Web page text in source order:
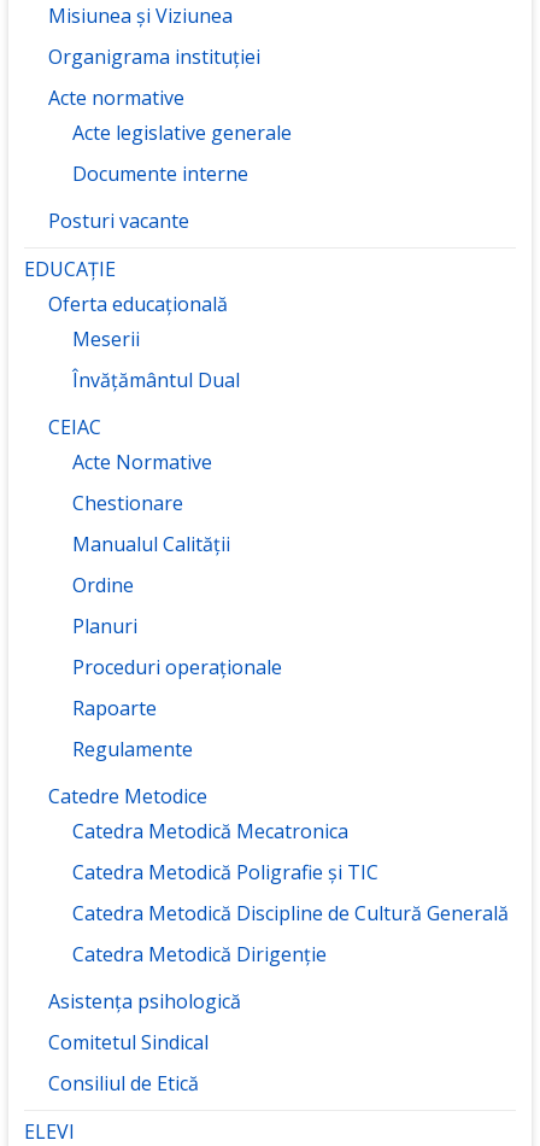
Misiunea și Viziunea
Organigrama instituției
Acte normative
Acte legislative generale
Documente interne
Posturi vacante
EDUCAȚIE
Oferta educațională
Meserii
Învățământul Dual
CEIAC
Acte Normative
Chestionare
Manualul Calității
Ordine
Planuri
Proceduri operaționale
Rapoarte
Regulamente
Catedre Metodice
Catedra Metodică Mecatronica
Catedra Metodică Poligrafie și TIC
Catedra Metodică Discipline de Cultură Generală
Catedra Metodică Dirigenție
Asistența psihologică
Comitetul Sindical
Consiliul de Etică
ELEVI